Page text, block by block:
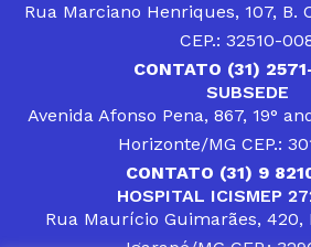
Rua Marciano Henriques, 107, B.
CEP.: 32510-
CONTATO (31)
SUBSEDE
Avenida Afonso Pena, 867, 19°
Horizonte/MG CEP.:
CONTATO (31) 9
HOSPITAL ICISMEP
Rua Maurício Guimarães, 420,